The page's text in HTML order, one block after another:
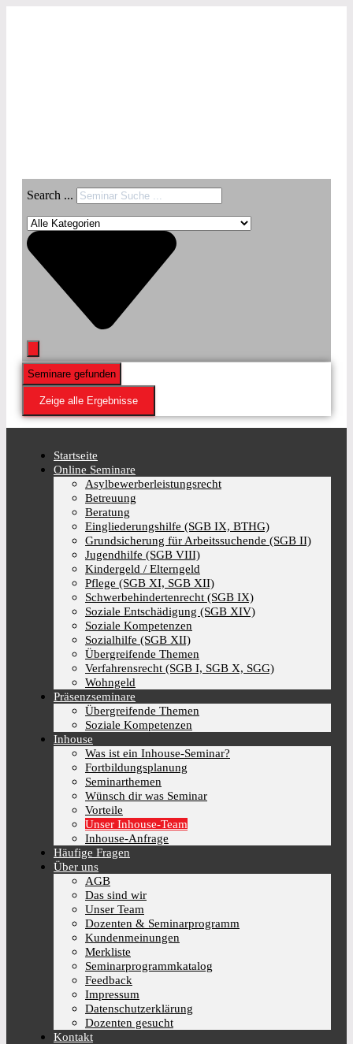
Search ...
Seminare gefunden
Zeige alle Ergebnisse
Startseite
Online Seminare
Asylbewerberleistungsrecht
Betreuung
Beratung
Eingliederungshilfe (SGB IX, BTHG)
Grundsicherung für Arbeitssuchende (SGB II)
Jugendhilfe (SGB VIII)
Kindergeld / Elterngeld
Pflege (SGB XI, SGB XII)
Schwerbehindertenrecht (SGB IX)
Soziale Entschädigung (SGB XIV)
Soziale Kompetenzen
Sozialhilfe (SGB XII)
Übergreifende Themen
Verfahrensrecht (SGB I, SGB X, SGG)
Wohngeld
Präsenzseminare
Übergreifende Themen
Soziale Kompetenzen
Inhouse
Was ist ein Inhouse-Seminar?
Fortbildungsplanung
Seminarthemen
Wünsch dir was Seminar
Vorteile
Unser Inhouse-Team
Inhouse-Anfrage
Häufige Fragen
Über uns
AGB
Das sind wir
Unser Team
Dozenten & Seminarprogramm
Kundenmeinungen
Merkliste
Seminarprogrammkatalog
Feedback
Impressum
Datenschutzerklärung
Dozenten gesucht
Kontakt